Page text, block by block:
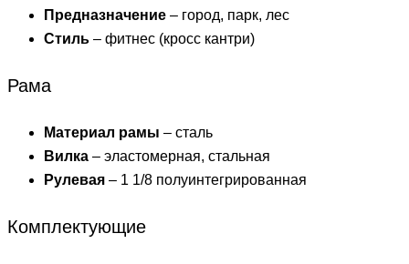
Предназначение – город, парк, лес
Стиль – фитнес (кросс кантри)
Рама
Материал рамы – сталь
Вилка – эластомерная, стальная
Рулевая – 1 1/8 полуинтегрированная
Комплектующие